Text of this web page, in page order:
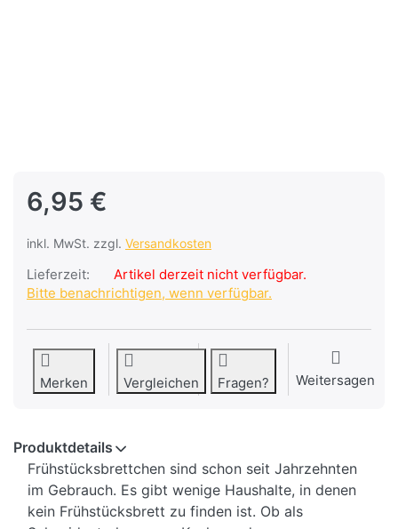
6,95 €
inkl. MwSt. zzgl. Versandkosten
Lieferzeit:
Artikel derzeit nicht verfügbar.
Bitte benachrichtigen, wenn verfügbar.
Merken Vergleichen Fragen? Weitersagen
Produktdetails
Frühstücksbrettchen sind schon seit Jahrzehnten
im Gebrauch. Es gibt wenige Haushalte, in denen
kein Frühstücksbrett zu finden ist. Ob als